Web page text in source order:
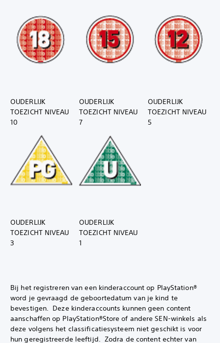
OUDERLIJK
TOEZICHT NIVEAU
10
OUDERLIJK
TOEZICHT NIVEAU
7
OUDERLIJK
TOEZICHT NIVEAU
5
OUDERLIJK
TOEZICHT NIVEAU
3
OUDERLIJK
TOEZICHT NIVEAU
1
Bij het registreren van een kinderaccount op PlayStation®
word je gevraagd de geboortedatum van je kind te
bevestigen. ‎ Deze kinderaccounts kunnen geen content
aanschaffen op PlayStation®Store of andere SEN-winkels als
deze volgens het classificatiesysteem niet geschikt is voor
hun geregistreerde leeftijd. ‎ Zodra de content echter van